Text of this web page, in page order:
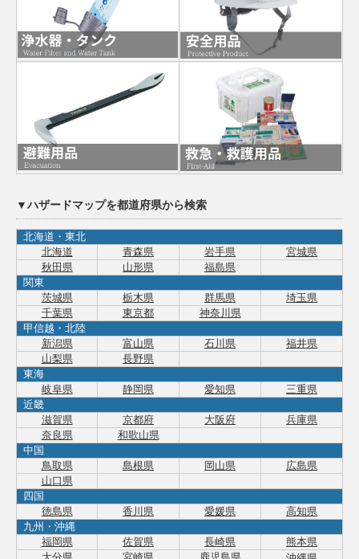
▼ハザードマップを都道府県から検索
北海道・東北
北海道
青森県 岩手県
宮城県
秋田県
山形県
福島県
関東
茨城県
栃木県 群馬県
埼玉県
千葉県
東京都
神奈川県
甲信越・北陸
新潟県
富山県 石川県
福井県
山梨県
長野県
東海
岐阜県
静岡県 愛知県
三重県
近畿
滋賀県
京都府 大阪府
兵庫県
奈良県
和歌山県
中国
鳥取県
島根県 岡山県
広島県
山口県
四国
徳島県
香川県 愛媛県
高知県
九州・沖縄
福岡県
佐賀県 長崎県
熊本県